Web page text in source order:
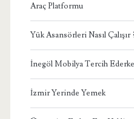
Araç Platformu
Yük Asansörleri Nasıl Çalışır
İnegöl Mobilya Tercih
İzmir Yerinde Yemek